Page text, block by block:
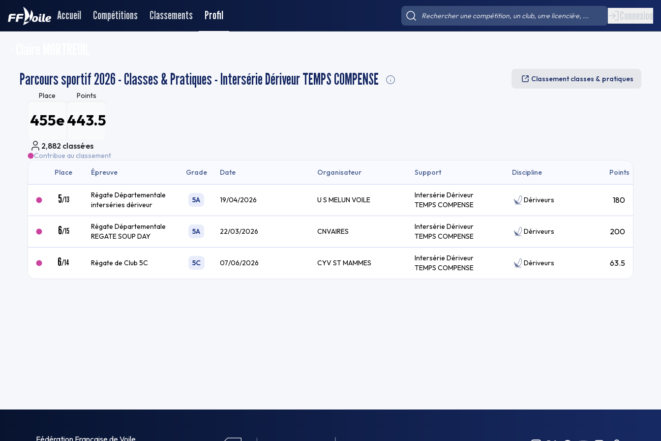
Accueil Compétitions Classements Profil Connexion
Parcours sportif 2026 - Classes & Pratiques - Intersérie Dériveur TEMPS COMPENSE
Classement classes & pratiques
Place
455e
Points
443.5
2,882 classé·es
Contribue au classement
Place
Épreuve Grade Date Organisateur Support Discipline Points
5/13
Régate Départementale
interséries dériveur
5A 19/04/2026 U S MELUN VOILE
Intersérie Dériveur
TEMPS COMPENSE
Dériveurs 180
6/15
Régate Départementale
REGATE SOUP DAY
5A 22/03/2026 CNVAIRES
Intersérie Dériveur
TEMPS COMPENSE
Dériveurs 200
6/14 Régate de Club 5C 5C 07/06/2026 CYV ST MAMMES
Intersérie Dériveur
TEMPS COMPENSE
Dériveurs 63.5
Fédération Française de Voile